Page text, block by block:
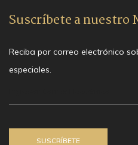
Suscríbete a
Reciba por correo electrónico
especiales.